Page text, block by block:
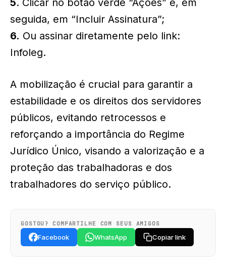
5. Clicar no botão verde “Ações” e, em
seguida, em “Incluir Assinatura”;
6. Ou assinar diretamente pelo link:
Infoleg.
A mobilização é crucial para garantir a
estabilidade e os direitos dos servidores
públicos, evitando retrocessos e
reforçando a importância do Regime
Jurídico Único, visando a valorização e a
proteção das trabalhadoras e dos
trabalhadores do serviço público.
GOSTOU? COMPARTILHE COM SEUS AMIGOS
Facebook WhatsApp Copiar link